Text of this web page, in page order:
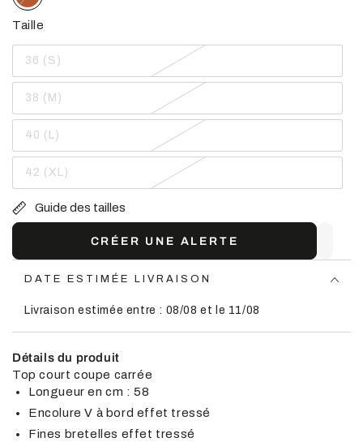
Taille
36 (S)
Variante
épuisée
indisponible
38 (M)
Variante
épuisée
indisponible
40 (L)
Variante
épuisée
indisponible
42 (XL)
Variante
épuisée
indisponible
Guide des tailles
CRÉER UNE ALERTE
DATE ESTIMÉE LIVRAISON
Livraison estimée entre : 08/08 et le 11/08
Détails du produit
Top court coupe carrée
Longueur en cm : 58
Encolure V à bord effet tressé
Fines bretelles effet tressé